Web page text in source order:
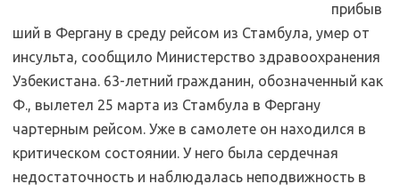
прибыв
ший в Фергану в среду рейсом из Стамбула, умер от
инсульта, сообщило Министерство здравоохранения
Узбекистана. 63-летний гражданин, обозначенный как
Ф., вылетел 25 марта из Стамбула в Фергану
чартерным рейсом. Уже в самолете он находился в
критическом состоянии. У него была сердечная
недостаточность и наблюдалась неподвижность в